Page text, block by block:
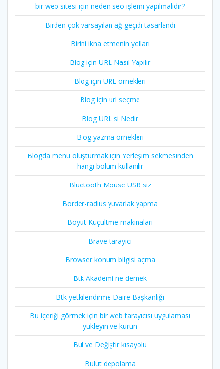
bir web sitesi için neden seo işlemi yapılmalıdır?
Birden çok varsayılan ağ geçidi tasarlandı
Birini ikna etmenin yolları
Blog için URL Nasıl Yapılır
Blog için URL örnekleri
Blog için url seçme
Blog URL si Nedir
Blog yazma örnekleri
Blogda menü oluşturmak için Yerleşim sekmesinden
hangi bölüm kullanılır
Bluetooth Mouse USB siz
Border-radius yuvarlak yapma
Boyut Küçültme makinaları
Brave tarayıcı
Browser konum bilgisi açma
Btk Akademi ne demek
Btk yetkilendirme Daire Başkanlığı
Bu içeriği görmek için bir web tarayıcısı uygulaması
yükleyin ve kurun
Bul ve Değiştir kısayolu
Bulut depolama